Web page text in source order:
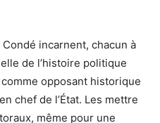
incarnent, chacun à
de l’histoire politique
opposant historique
chef de l’État. Les mettre
même pour une